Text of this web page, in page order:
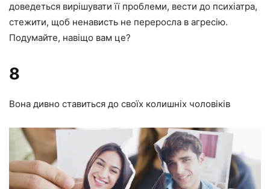
доведеться вирішувати її проблеми, вести до психіатра,
стежити, щоб ненависть не переросла в агресію.
Подумайте, навіщо вам це?
8
Вона дивно ставиться до своїх колишніх чоловіків